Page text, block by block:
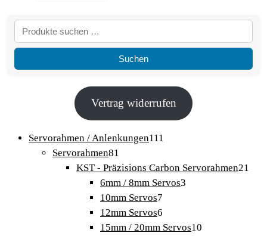
Suchen
Vertrag widerrufen
Servorahmen / Anlenkungen111
Servorahmen81
Produkte
KST - Präzisions Carbon Servorahmen21
6mm / 8mm Servos3
10mm Servos7
12mm Servos6
Produkte
15mm / 20mm Servos10